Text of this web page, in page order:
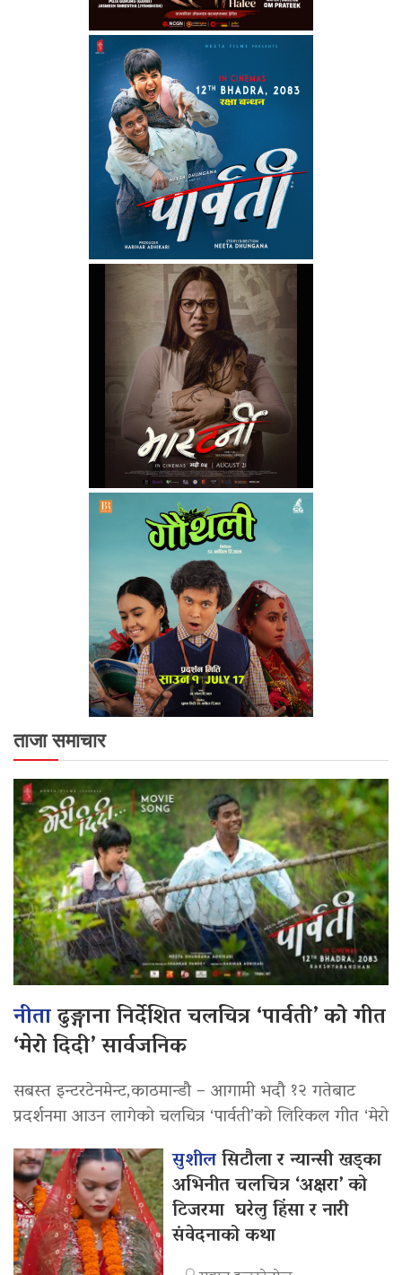
ताजा समाचार
नीताढुङ्गाना निर्देशित चलचित्र ‘पार्वती’ को गीत
‘मेरो दिदी’ सार्वजनिक
सबस्त इन्टरटेनमेन्ट,काठमान्डौ – आगामी भदौ १२ गतेबाट
प्रदर्शनमा आउन लागेको चलचित्र ‘पार्वती’को लिरिकल गीत ‘मेरो
सुशीलसिटौला र न्यान्सी खड्का
अभिनीत चलचित्र ‘अक्षरा’ को
टिजरमा घरेलु हिंसा र नारी
संवेदनाको कथा